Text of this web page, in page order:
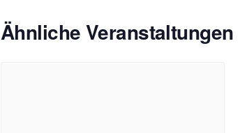
Ähnliche Veranstaltungen